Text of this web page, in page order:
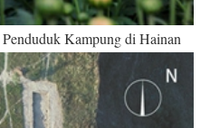
Kampung di Hainan